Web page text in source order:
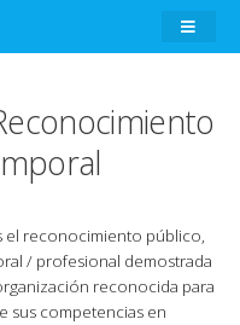
el reconocimiento público,
/ profesional demostrada
reconocida para
sus competencias en